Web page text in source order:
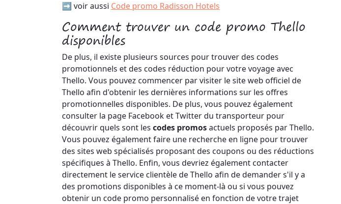
➡️ voir aussi Code promo Radisson Hotels
Comment trouver un code promo Thello
disponibles
De plus, il existe plusieurs sources pour trouver des codes
promotionnels et des codes réduction pour votre voyage avec
Thello. Vous pouvez commencer par visiter le site web officiel de
Thello afin d'obtenir les dernières informations sur les offres
promotionnelles disponibles. De plus, vous pouvez également
consulter la page Facebook et Twitter du transporteur pour
découvrir quels sont les codes promosactuels proposés par Thello.
Vous pouvez également faire une recherche en ligne pour trouver
des sites web spécialisés proposant des coupons ou des réductions
spécifiques à Thello. Enfin, vous devriez également contacter
directement le service clientèle de Thello afin de demander s'il y a
des promotions disponibles à ce moment-là ou si vous pouvez
obtenir un code promo personnalisé en fonction de votre trajet